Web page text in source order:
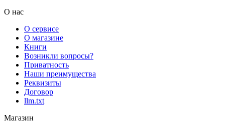
О нас
О сервисе
О магазине
Книги
Возникли вопросы?
Приватность
Наши преимущества
Реквизиты
Договор
llm.txt
Магазин